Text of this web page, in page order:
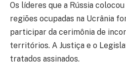
Os líderes que a Rússia
regiões ocupadas na Ucrânia
participar da cerimônia de
territórios. A Justiça e o
tratados assinados.